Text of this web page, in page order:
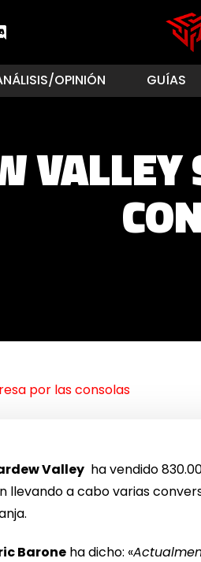
OPINIÓN GUÍAS
por las consolas
Valley ha vendido
llevando a cabo varias
Barone ha dicho: «